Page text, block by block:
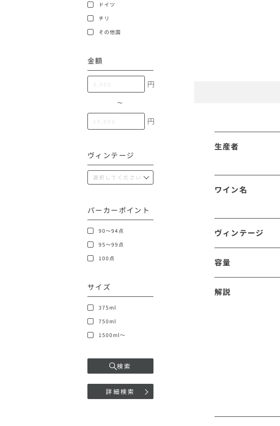
サロン
ドイツ
チリ
その他国
金額
円
〜
円
ヴィンテージ
パーカーポイント
90～94点
95～99点
100点
サイズ
375ml
750ml
1500ml～
検索
詳細検索
生産者
ワイン名
ヴィンテージ
容量
解説